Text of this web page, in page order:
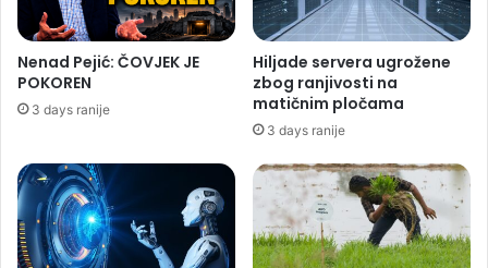
Nenad Pejić: ČOVJEK JE
POKOREN
3 days ranije
Hiljade servera ugrožene
zbog ranjivosti na
matičnim pločama
3 days ranije